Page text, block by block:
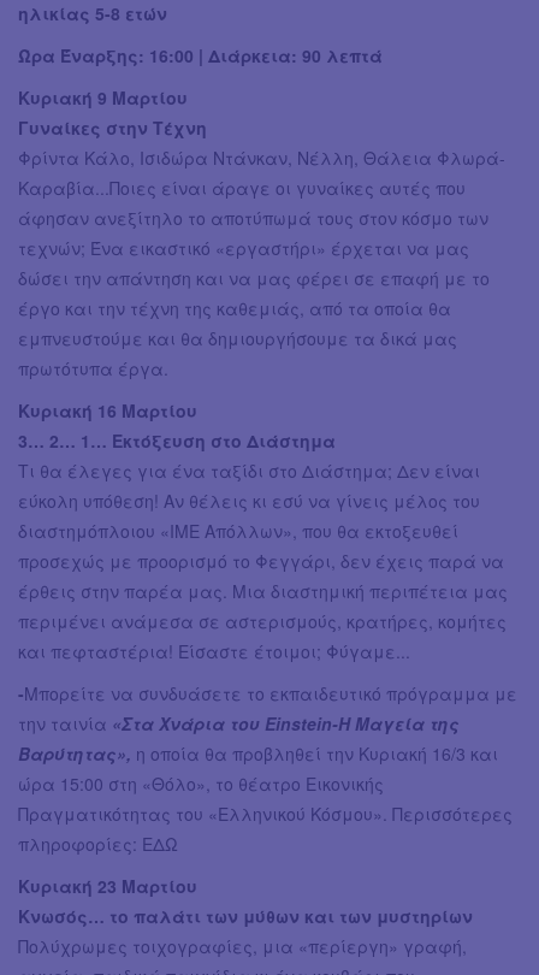
ηλικίας 5-8 ετών
Ώρα Έναρξης: 16:00 | Διάρκεια: 90 λεπτά
Κυριακή 9 Μαρτίου
Γυναίκες στην Τέχνη
Φρίντα Κάλο, Ισιδώρα Ντάνκαν, Νέλλη, Θάλεια Φλωρά-
Καραβία...Ποιες είναι άραγε οι γυναίκες αυτές που
άφησαν ανεξίτηλο το αποτύπωμά τους στον κόσμο των
τεχνών; Ένα εικαστικό «εργαστήρι» έρχεται να μας
δώσει την απάντηση και να μας φέρει σε επαφή με το
έργο και την τέχνη της καθεμιάς, από τα οποία θα
εμπνευστούμε και θα δημιουργήσουμε τα δικά μας
πρωτότυπα έργα.
Κυριακή 16 Μαρτίου
3… 2… 1… Εκτόξευση στο Διάστημα
Τι θα έλεγες για ένα ταξίδι στο Διάστημα; Δεν είναι
εύκολη υπόθεση! Αν θέλεις κι εσύ να γίνεις μέλος του
διαστημόπλοιου «ΙΜΕ Απόλλων», που θα εκτοξευθεί
προσεχώς με προορισμό το Φεγγάρι, δεν έχεις παρά να
έρθεις στην παρέα μας. Μια διαστημική περιπέτεια μας
περιμένει ανάμεσα σε αστερισμούς, κρατήρες, κομήτες
και πεφταστέρια! Είσαστε έτοιμοι; Φύγαμε...
-Μπορείτε να συνδυάσετε το εκπαιδευτικό πρόγραμμα με
την ταινία «Στα Χνάρια του Einstein-Η Μαγεία της
Βαρύτητας», η οποία θα προβληθεί την Κυριακή 16/3 και
ώρα 15:00 στη «Θόλο», το θέατρο Εικονικής
Πραγματικότητας του «Ελληνικού Κόσμου». Περισσότερες
πληροφορίες: ΕΔΩ
Κυριακή 23 Μαρτίου
Κνωσός… το παλάτι των μύθων και των μυστηρίων
Πολύχρωμες τοιχογραφίες, μια «περίεργη» γραφή,